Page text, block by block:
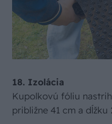
18. Izolácia
Kupolkovú fóliu
približne 41 cm a dĺžku